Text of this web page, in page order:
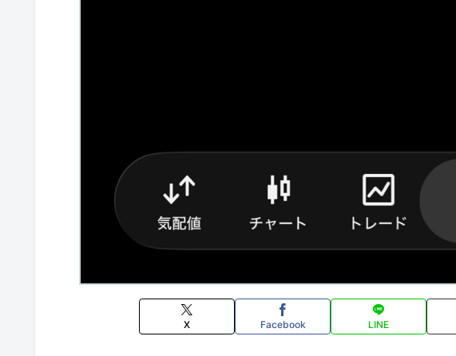
X Facebook LINE